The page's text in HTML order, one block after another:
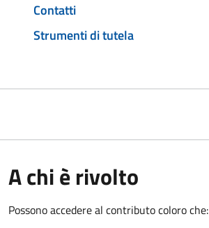
Contatti
Strumenti di tutela
A chi è rivolto
Possono accedere al contributo coloro che: